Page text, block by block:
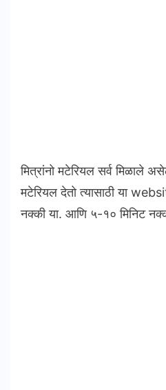
मित्रांनो मटेरियल सर्व
मटेरियल देतो त्यासाठी या
नक्की या. आणि ५-१० मिनिट